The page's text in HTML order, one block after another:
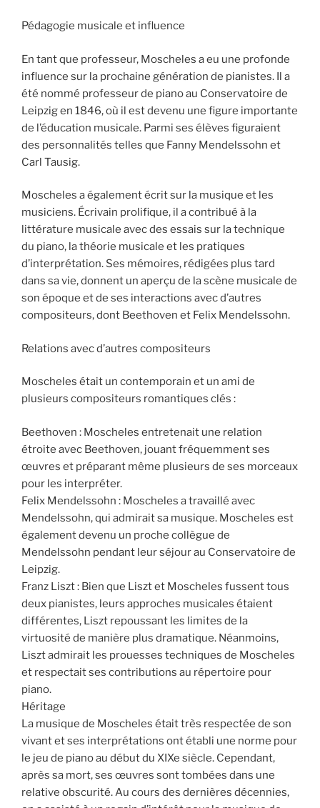
Pédagogie musicale et influence
En tant que professeur, Moscheles a eu une profonde
influence sur la prochaine génération de pianistes. Il a
été nommé professeur de piano au Conservatoire de
Leipzig en 1846, où il est devenu une figure importante
de l’éducation musicale. Parmi ses élèves figuraient
des personnalités telles que Fanny Mendelssohn et
Carl Tausig.
Moscheles a également écrit sur la musique et les
musiciens. Écrivain prolifique, il a contribué à la
littérature musicale avec des essais sur la technique
du piano, la théorie musicale et les pratiques
d’interprétation. Ses mémoires, rédigées plus tard
dans sa vie, donnent un aperçu de la scène musicale de
son époque et de ses interactions avec d’autres
compositeurs, dont Beethoven et Felix Mendelssohn.
Relations avec d’autres compositeurs
Moscheles était un contemporain et un ami de
plusieurs compositeurs romantiques clés :
Beethoven : Moscheles entretenait une relation
étroite avec Beethoven, jouant fréquemment ses
œuvres et préparant même plusieurs de ses morceaux
pour les interpréter.
Felix Mendelssohn : Moscheles a travaillé avec
Mendelssohn, qui admirait sa musique. Moscheles est
également devenu un proche collègue de
Mendelssohn pendant leur séjour au Conservatoire de
Leipzig.
Franz Liszt : Bien que Liszt et Moscheles fussent tous
deux pianistes, leurs approches musicales étaient
différentes, Liszt repoussant les limites de la
virtuosité de manière plus dramatique. Néanmoins,
Liszt admirait les prouesses techniques de Moscheles
et respectait ses contributions au répertoire pour
piano.
Héritage
La musique de Moscheles était très respectée de son
vivant et ses interprétations ont établi une norme pour
le jeu de piano au début du XIXe siècle. Cependant,
après sa mort, ses œuvres sont tombées dans une
relative obscurité. Au cours des dernières décennies,